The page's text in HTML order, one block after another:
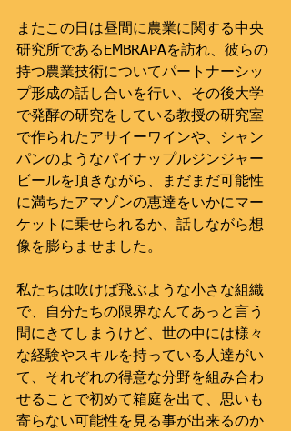
またこの日は昼間に農業に関する中央
研究所であるEMBRAPAを訪れ、彼らの
持つ農業技術についてパートナーシッ
プ形成の話し合いを行い、その後大学
で発酵の研究をしている教授の研究室
で作られたアサイーワインや、シャン
パンのようなパイナップルジンジャー
ビールを頂きながら、まだまだ可能性
に満ちたアマゾンの恵達をいかにマー
ケットに乗せられるか、話しながら想
像を膨らませました。
私たちは吹けば飛ぶような小さな組織
で、自分たちの限界なんてあっと言う
間にきてしまうけど、世の中には様々
な経験やスキルを持っている人達がい
て、それぞれの得意な分野を組み合わ
せることで初めて箱庭を出て、思いも
寄らない可能性を見る事が出来るのか